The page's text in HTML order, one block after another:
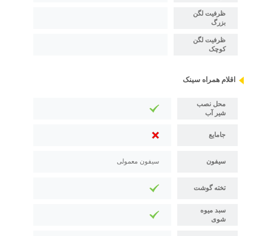
ظرفیت لگن
بزرگ
ظرفیت لگن
کوچک
اقلام همراه سینک
محل نصب
شیر آب
جامایع
سیفون سیفون معمولی
تخته گوشت
سبد میوه
شوی